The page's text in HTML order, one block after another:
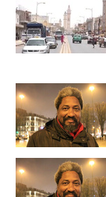
records en Europe
06/08/2026 -
Soudan du Sud :
accès à leur client
France-Algérie:
policière contre le
06/08/2026 -
Guinée :
tensions politiques
06/08/2026 -
Bénin: le
06/08/2026 -